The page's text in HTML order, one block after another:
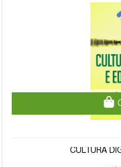
CULTURA